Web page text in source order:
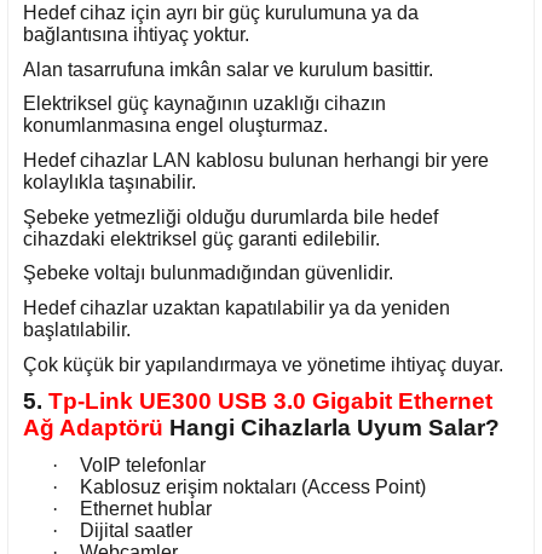
Hedef cihaz için ayrı bir güç kurulumuna ya da
bağlantısına ihtiyaç yoktur.
Alan tasarrufuna imkân salar ve kurulum basittir.
Elektriksel güç kaynağının uzaklığı cihazın
konumlanmasına engel oluşturmaz.
Hedef cihazlar LAN kablosu bulunan herhangi bir yere
kolaylıkla taşınabilir.
Şebeke yetmezliği olduğu durumlarda bile hedef
cihazdaki elektriksel güç garanti edilebilir.
Şebeke voltajı bulunmadığından güvenlidir.
Hedef cihazlar uzaktan kapatılabilir ya da yeniden
başlatılabilir.
Çok küçük bir yapılandırmaya ve yönetime ihtiyaç duyar.
5. Tp-Link UE300 USB 3.0 Gigabit Ethernet
Ağ Adaptörü Hangi Cihazlarla Uyum Salar?
·
VoIP telefonlar
·
Kablosuz erişim noktaları (Access Point)
·
Ethernet hublar
·
Dijital saatler